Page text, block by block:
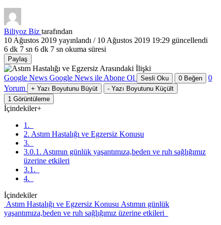
Biliyoz Biz tarafından
10 Ağustos 2019 yayınlandı / 10 Ağustos 2019 19:29 güncellendi
6 dk 7 sn 6 dk 7 sn okuma süresi
Paylaş
Google News Google News ile Abone Ol Sesli Oku 0 Beğen
0
Yorum
+ Yazı Boyutunu Büyüt - Yazı Boyutunu Küçült
1 Görüntüleme
İçindekiler+
1.
2. Astım Hastalığı ve Egzersiz Konusu
3.
3.0.1. Astımın günlük yaşantımıza,beden ve ruh sağlığımız
üzerine etkileri
3.1.
4.
İçindekiler
Astım Hastalığı ve Egzersiz Konusu Astımın günlük
yaşantımıza,beden ve ruh sağlığımız üzerine etkileri